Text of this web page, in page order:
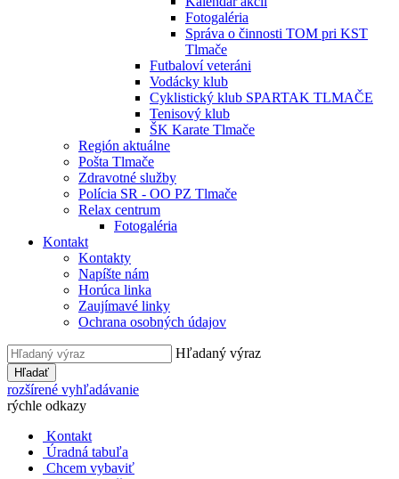
Fotogaléria
Správa o činnosti TOM pri KST
Tlmače
Futbaloví veteráni
Vodácky klub
Cyklistický klub SPARTAK TLMAČE
Tenisový klub
ŠK Karate Tlmače
Región aktuálne
Pošta Tlmače
Zdravotné služby
Polícia SR - OO PZ Tlmače
Relax centrum
Fotogaléria
Kontakt
Kontakty
Napíšte nám
Horúca linka
Zaujímavé linky
Ochrana osobných údajov
Hľadaný výraz
Hľadať
rozšírené vyhľadávanie
rýchle odkazy
Kontakt
Úradná tabuľa
Chcem vybaviť